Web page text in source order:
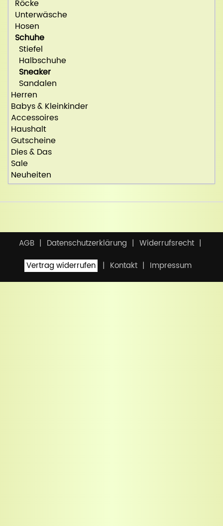
Röcke
Unterwäsche
Hosen
Schuhe
Stiefel
Halbschuhe
Sneaker
Sandalen
Herren
Babys & Kleinkinder
Accessoires
Haushalt
Gutscheine
Dies & Das
Sale
Neuheiten
AGB Datenschutzerklärung
Widerrufsrecht
Vertrag widerrufen
Kontakt Impressum